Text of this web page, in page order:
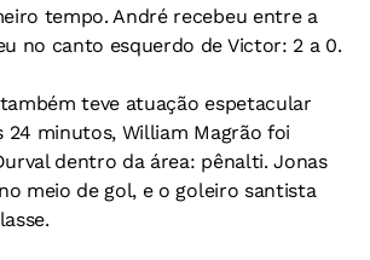
tempo. André recebeu entre a
no canto esquerdo de Victor: 2 a 0.
teve atuação espetacular
24 minutos, William Magrão foi
dentro da área: pênalti. Jonas
meio de gol, e o goleiro santista